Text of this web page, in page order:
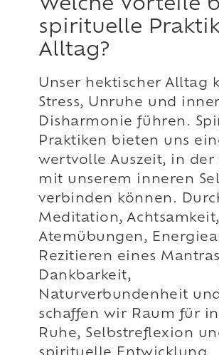
Welche Vorteile
spirituelle
Alltag?
Unser hektischer Alltag
Stress, Unruhe und
Disharmonie führen.
Praktiken bieten uns
wertvolle Auszeit, in der
mit unserem inneren
verbinden können.
Meditation,
Atemübungen,
Rezitieren eines
Dankbarkeit,
Naturverbundenheit
schaffen wir Raum für
Ruhe, Selbstreflexion